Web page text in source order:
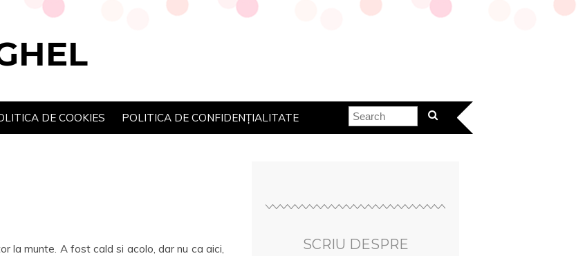
DE COOKIES POLITICA DE CONFIDENȚIALITATE
la munte. A fost cald si acolo, dar nu ca aici,
SCRIU DESPRE